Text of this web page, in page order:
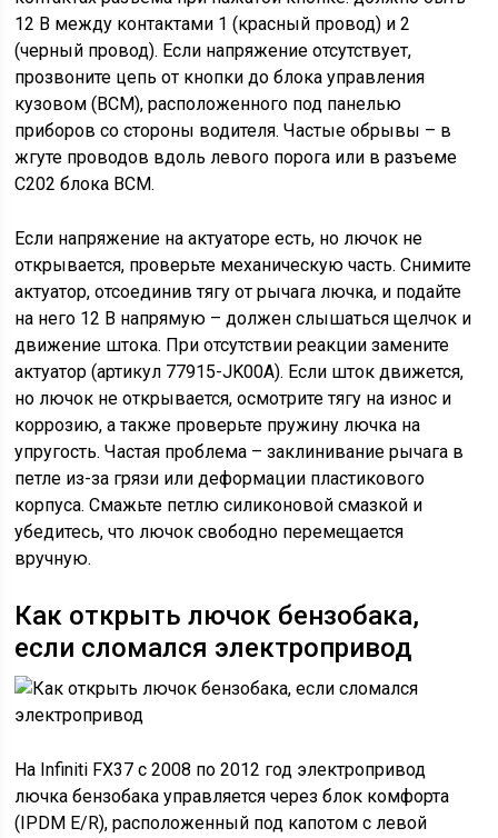
12 В между контактами 1 (красный провод) и 2
(черный провод). Если напряжение отсутствует,
прозвоните цепь от кнопки до блока управления
кузовом (BCM), расположенного под панелью
приборов со стороны водителя. Частые обрывы – в
жгуте проводов вдоль левого порога или в разъеме
C202 блока BCM.
Если напряжение на актуаторе есть, но лючок не
открывается, проверьте механическую часть. Снимите
актуатор, отсоединив тягу от рычага лючка, и подайте
на него 12 В напрямую – должен слышаться щелчок и
движение штока. При отсутствии реакции замените
актуатор (артикул 77915-JK00A). Если шток движется,
но лючок не открывается, осмотрите тягу на износ и
коррозию, а также проверьте пружину лючка на
упругость. Частая проблема – заклинивание рычага в
петле из-за грязи или деформации пластикового
корпуса. Смажьте петлю силиконовой смазкой и
убедитесь, что лючок свободно перемещается
вручную.
Как открыть лючок бензобака,
если сломался электропривод
На Infiniti FX37 с 2008 по 2012 год электропривод
лючка бензобака управляется через блок комфорта
(IPDM E/R), расположенный под капотом с левой